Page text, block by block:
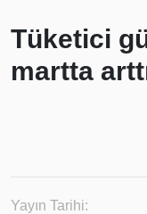
Tüketici
martta
Yayın Tarihi: